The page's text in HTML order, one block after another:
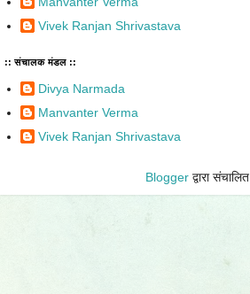
Vivek Ranjan Shrivastava
:: संचालक मंडल ::
Divya Narmada
Manvanter Verma
Vivek Ranjan Shrivastava
Bloggerद्वारा संचालित.